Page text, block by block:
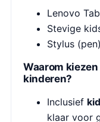
Lenovo
Stevige
Stylus (pen)
Waarom
kinderen?
Inclusief
klaar voor